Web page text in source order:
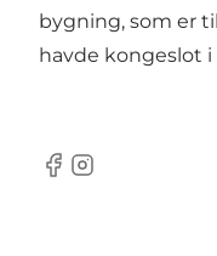
bygning, som er
havde kongeslot i
Facebook
Instagram